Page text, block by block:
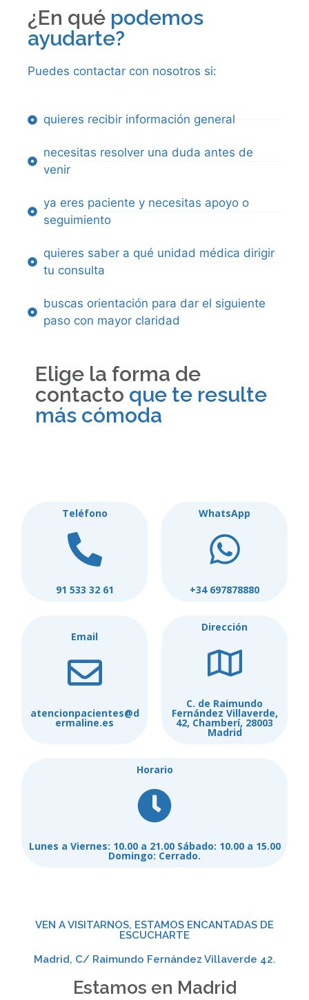
¿En qué podemos
ayudarte?
Puedes contactar con nosotros si:
quieres recibir información general
necesitas resolver una duda antes de
venir
ya eres paciente y necesitas apoyo o
seguimiento
quieres saber a qué unidad médica dirigir
tu consulta
buscas orientación para dar el siguiente
paso con mayor claridad
Elige la forma de
contacto que te resulte
más cómoda
Teléfono
91 533 32 61
WhatsApp
+34 697878880
Email
atencionpacientes@d
ermaline.es
Dirección
C. de Raimundo
Fernández Villaverde,
42, Chamberí, 28003
Madrid
Horario
Lunes a Viernes: 10.00 a 21.00 Sábado: 10.00 a 15.00
Domingo: Cerrado.
VEN A VISITARNOS, ESTAMOS ENCANTADAS DE
ESCUCHARTE
Madrid, C/ Raimundo Fernández Villaverde 42.
Estamos en Madrid